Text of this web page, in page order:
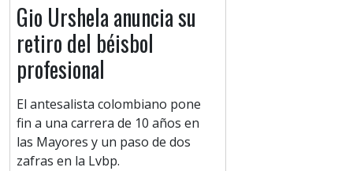
Gio Urshela anuncia su
retiro del béisbol
profesional
El antesalista colombiano pone
fin a una carrera de 10 años en
las Mayores y un paso de dos
zafras en la Lvbp.